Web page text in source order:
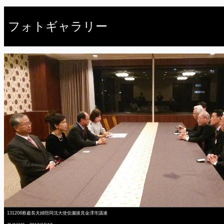
フォトギャラリー
131208蔡處長夫婦陪同沈大使伉儷接見金澤市議連